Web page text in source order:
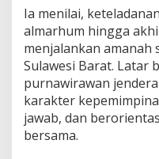
i
B
a
r
a
t
Ia menilai,
almarhum hingga
menjalankan amanah
Sulawesi Barat. Latar
purnawirawan
karakter
jawab, dan
bersama.